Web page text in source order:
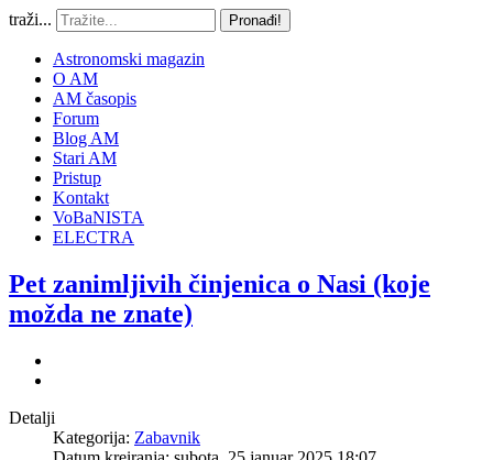
traži... Pronađi!
Astronomski magazin
O AM
AM časopis
Forum
Blog AM
Stari AM
Pristup
Kontakt
VoBaNISTA
ELECTRA
Pet zanimljivih činjenica o Nasi (koje
možda ne znate)
Detalji
Kategorija: Zabavnik